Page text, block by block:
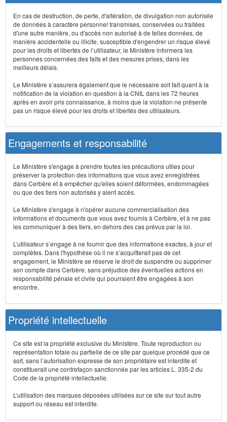
En cas de destruction, de perte, d'altération, de divulgation non autorisée
de données à caractère personnel transmises, conservées ou traitées
d'une autre manière, ou d'accès non autorisé à de telles données, de
manière accidentelle ou illicite, susceptible d'engendrer un risque élevé
pour les droits et libertés de l’utilisateur, le Ministère informera les
personnes concernées des faits et des mesures prises, dans les
meilleurs délais.
Le Ministère s’assurera également que le nécessaire soit fait quant à la
notification de la violation en question à la CNIL dans les 72 heures
après en avoir pris connaissance, à moins que la violation ne présente
pas un risque élevé pour les droits et libertés des utilisateurs.
Engagements et responsabilité
Le Ministère s'engage à prendre toutes les précautions utiles pour
préserver la protection des informations que vous avez enregistrées
dans Cerbère et à empêcher qu'elles soient déformées, endommagées
ou que des tiers non autorisés y aient accès.
Le Ministère s'engage à n'opérer aucune commercialisation des
informations et documents que vous avez fournis à Cerbère, et à ne pas
les communiquer à des tiers, en dehors des cas prévus par la loi.
L’utilisateur s’engage à ne fournir que des informations exactes, à jour et
complètes. Dans l'hypothèse où il ne s’acquitterait pas de cet
engagement, le Ministère se réserve le droit de suspendre ou supprimer
son compte dans Cerbère, sans préjudice des éventuelles actions en
responsabilité pénale et civile qui pourraient être engagées à son
encontre.
Propriété intellectuelle
Ce site est la propriété exclusive du Ministère. Toute reproduction ou
représentation totale ou partielle de ce site par quelque procédé que ce
soit, sans l’autorisation expresse de son propriétaire est interdite et
constituerait une contrefaçon sanctionnée par les articles L. 335-2 du
Code de la propriété intellectuelle.
L’utilisation des marques déposées utilisées sur ce site sur tout autre
support ou réseau est interdite.